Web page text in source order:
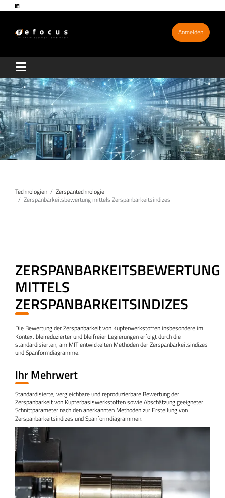
Anmelden
Technologien
Zerspantechnologie
Zerspanbarkeitsbewertung mittels Zerspanbarkeitsindizes
ZERSPANBARKEITSBEWERTUNG
MITTELS
ZERSPANBARKEITSINDIZES
Die Bewertung der Zerspanbarkeit von Kupferwerkstoffen insbesondere im
Kontext bleireduzierter und bleifreier Legierungen erfolgt durch die
standardisierten, am MIT entwickelten Methoden der Zerspanbarkeitsindizes
und Spanformdiagramme.
Ihr Mehrwert
Standardisierte, vergleichbare und reproduzierbare Bewertung der
Zerspanbarkeit von Kupferbasiswerkstoffen sowie Abschätzung geeigneter
Schnittparameter nach den anerkannten Methoden zur Erstellung von
Zerspanbarkeitsindizes und Spanformdiagrammen.